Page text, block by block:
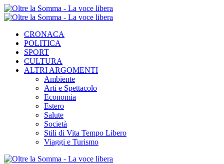
CRONACA
POLITICA
SPORT
CULTURA
ALTRI ARGOMENTI
Ambiente
Arti e Spettacolo
Economia
Estero
Salute
Società
Stili di Vita Tempo Libero
Viaggi e Turismo